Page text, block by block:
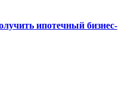
ипотечный бизнес-